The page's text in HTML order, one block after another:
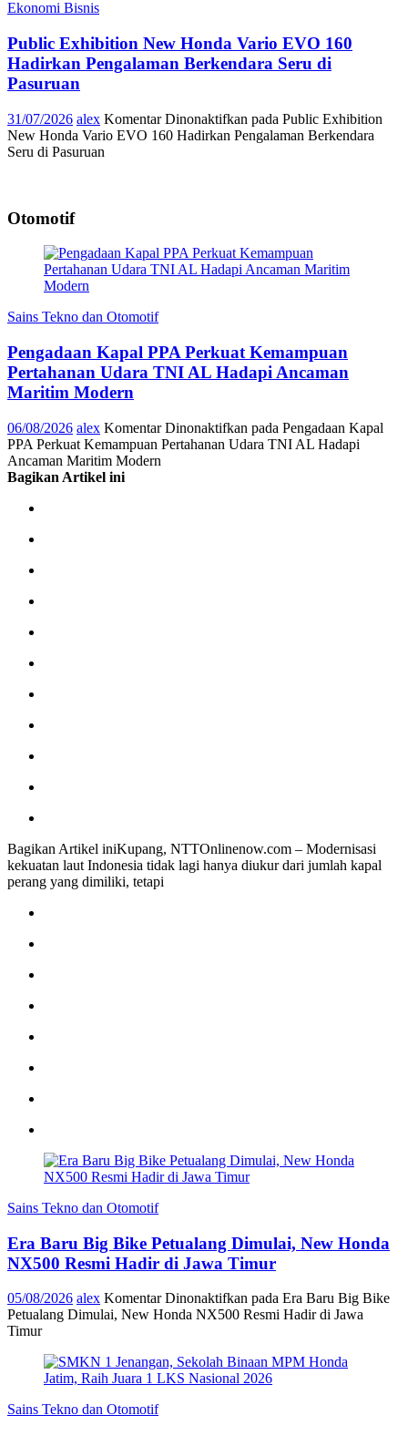
Ekonomi Bisnis
Public Exhibition New Honda Vario EVO 160
Hadirkan Pengalaman Berkendara Seru di
Pasuruan
31/07/2026 alex Komentar Dinonaktifkan pada Public Exhibition
New Honda Vario EVO 160 Hadirkan Pengalaman Berkendara
Seru di Pasuruan
Otomotif
Sains Tekno dan Otomotif
Pengadaan Kapal PPA Perkuat Kemampuan
Pertahanan Udara TNI AL Hadapi Ancaman
Maritim Modern
06/08/2026 alex Komentar Dinonaktifkan pada Pengadaan Kapal
PPA Perkuat Kemampuan Pertahanan Udara TNI AL Hadapi
Ancaman Maritim Modern
Bagikan Artikel ini
Bagikan Artikel iniKupang, NTTOnlinenow.com – Modernisasi
kekuatan laut Indonesia tidak lagi hanya diukur dari jumlah kapal
perang yang dimiliki, tetapi
Sains Tekno dan Otomotif
Era Baru Big Bike Petualang Dimulai, New Honda
NX500 Resmi Hadir di Jawa Timur
05/08/2026 alex Komentar Dinonaktifkan pada Era Baru Big Bike
Petualang Dimulai, New Honda NX500 Resmi Hadir di Jawa
Timur
Sains Tekno dan Otomotif